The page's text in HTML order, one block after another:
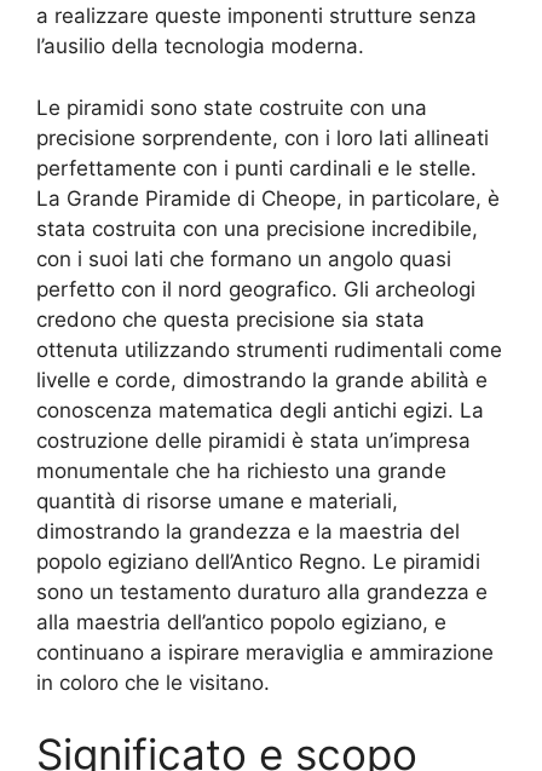
a realizzare queste imponenti strutture senza
l’ausilio della tecnologia moderna.
Le piramidi sono state costruite con una
precisione sorprendente, con i loro lati allineati
perfettamente con i punti cardinali e le stelle.
La Grande Piramide di Cheope, in particolare, è
stata costruita con una precisione incredibile,
con i suoi lati che formano un angolo quasi
perfetto con il nord geografico. Gli archeologi
credono che questa precisione sia stata
ottenuta utilizzando strumenti rudimentali come
livelle e corde, dimostrando la grande abilità e
conoscenza matematica degli antichi egizi. La
costruzione delle piramidi è stata un’impresa
monumentale che ha richiesto una grande
quantità di risorse umane e materiali,
dimostrando la grandezza e la maestria del
popolo egiziano dell’Antico Regno. Le piramidi
sono un testamento duraturo alla grandezza e
alla maestria dell’antico popolo egiziano, e
continuano a ispirare meraviglia e ammirazione
in coloro che le visitano.
Significato e scopo